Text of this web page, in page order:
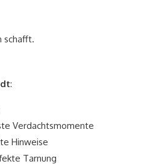
schafft.
:
Verdachtsmomente
Hinweise
Tarnung